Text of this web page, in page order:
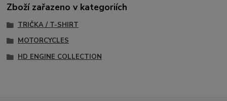
Zboží zařazeno v kategoriích
TRIČKA / T-SHIRT
MOTORCYCLES
HD ENGINE COLLECTION